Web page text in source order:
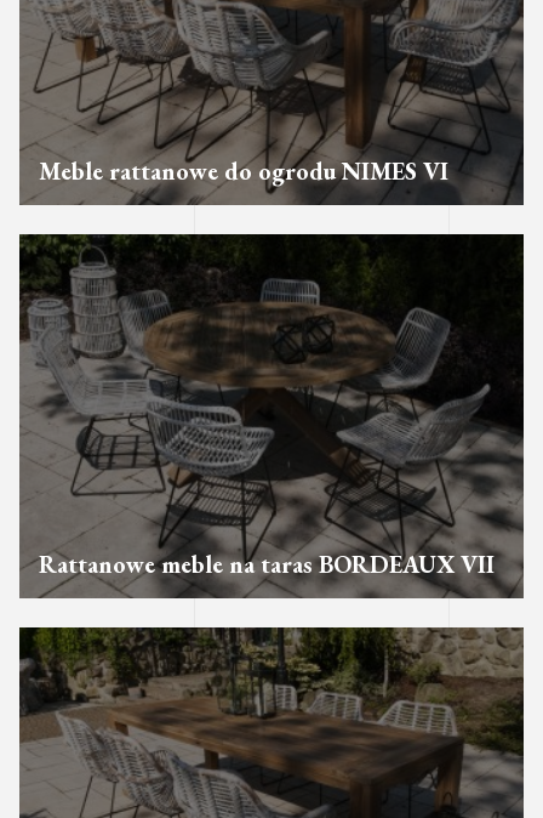
Meble rattanowe do ogrodu NIMES VI
Rattanowe meble na taras BORDEAUX VII